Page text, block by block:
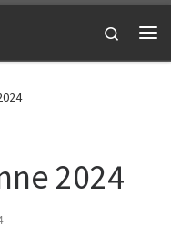
Search
2024